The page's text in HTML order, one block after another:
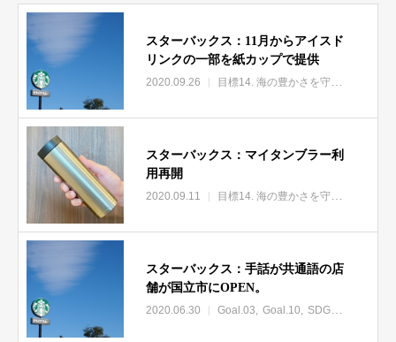
スターバックス：11月からアイスド
リンクの一部を紙カップで提供
2020.09.26 目標14. 海の豊かさを守ろう
スターバックス：マイタンブラー利
用再開
2020.09.11 目標14. 海の豊かさを守ろう
スターバックス：手話が共通語の店
舗が国立市にOPEN。
2020.06.30 Goal.03 Goal.10 SDGs関連ニュース